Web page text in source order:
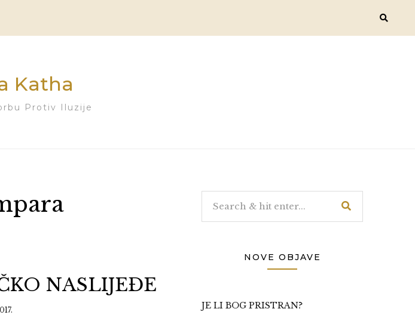
Katha
Protiv Iluzije
NASLIJEĐE
NOVE OBJAVE
JE LI BOG PRISTRAN?